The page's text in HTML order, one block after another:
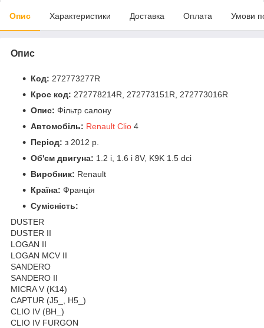
Опис Характеристики Доставка Оплата Умови
Опис
Код: 272773277R
Крос код: 272778214R, 272773151R, 272773016R
Опис: Фільтр салону
Автомобіль: Renault Clio 4
Період: з 2012 р.
Об'єм двигуна: 1.2 i, 1.6 i 8V, K9K 1.5 dci
Виробник: Renault
Країна: Франція
Сумісність:
DUSTER
DUSTER II
LOGAN II
LOGAN MCV II
SANDERO
SANDERO II
MICRA V (K14)
CAPTUR (J5_, H5_)
CLIO IV (BH_)
CLIO IV FURGON